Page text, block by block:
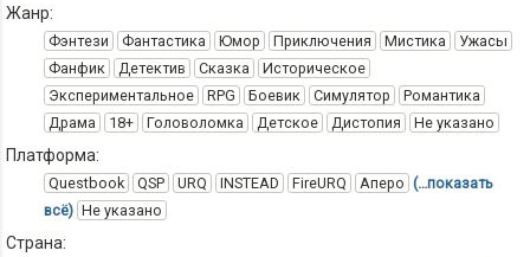
Жанр:
Фэнтези Фантастика Юмор Приключения Мистика
Ужасы
Фанфик
Детектив Сказка
Историческое
Экспериментальное
RPG Боевик Симулятор
Романтика
Драма
18+ Головоломка Детское Дистопия Не указано
Платформа:
Questbook QSP URQ INSTEAD FireURQ Аперо (…показать
всё) Не указано
Страна: